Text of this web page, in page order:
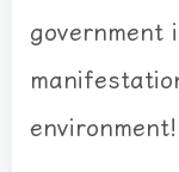
government
environment!